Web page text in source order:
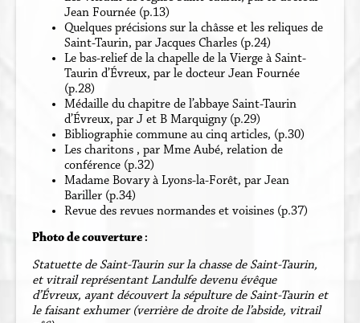
Jean Fournée (p.13)
Quelques précisions sur la châsse et les reliques de
Saint-Taurin, par Jacques Charles (p.24)
Le bas-relief de la chapelle de la Vierge à Saint-
Taurin d’Évreux, par le docteur Jean Fournée
(p.28)
Médaille du chapitre de l’abbaye Saint-Taurin
d’Évreux, par J et B Marquigny (p.29)
Bibliographie commune au cinq articles, (p.30)
Les charitons , par Mme Aubé, relation de
conférence (p.32)
Madame Bovary à Lyons-la-Forêt, par Jean
Bariller (p.34)
Revue des revues normandes et voisines (p.37)
Photo de couverture :
Statuette de Saint-Taurin sur la chasse de Saint-Taurin,
et vitrail représentant Landulfe devenu évêque
d’Évreux, ayant découvert la sépulture de Saint-Taurin et
le faisant exhumer (verrière de droite de l’abside, vitrail